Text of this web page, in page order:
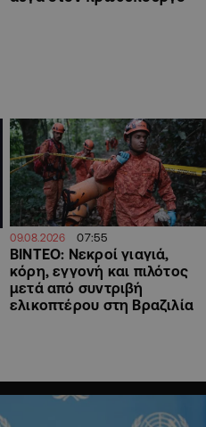
09.08.2026 07:55
ΒΙΝΤΕΟ: Νεκροί γιαγιά,
κόρη, εγγονή και πιλότος
μετά από συντριβή
ελικοπτέρου στη Βραζιλία